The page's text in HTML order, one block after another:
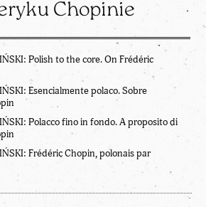
Chopinie
Polish to the core. On Frédéric
Esencialmente polaco. Sobre
Polacco fino in fondo. A proposito di
Frédéric Chopin, polonais par